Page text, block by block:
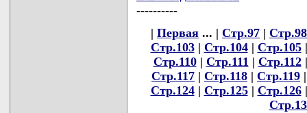
----------
| Первая ... | Стр.97 | Стр.98
Стр.103| Стр.104| Стр.105
Стр.110| Стр.111 | Стр.112
Стр.117 | Стр.118 | Стр.119
Стр.124| Стр.125| Стр.126